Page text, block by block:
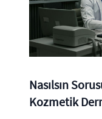
Nasılsın
Kozmetik